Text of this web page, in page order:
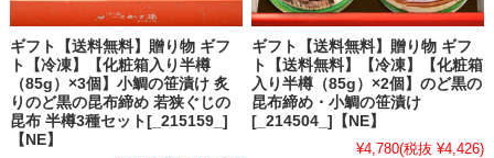
ギフト【送料無料】贈り物 ギフ
ト【冷凍】【化粧箱入り半樽
（85g）×3個】小鯛の笹漬け 炙
りのど黒の昆布締め 若狭ぐじの
昆布 半樽3種セット[_215159_]
【NE】
ギフト【送料無料】贈り物 ギフ
ト【送料無料】【冷凍】【化粧箱
入り半樽（85g）×2個】のど黒の
昆布締め・小鯛の笹漬け
[_214504_]【NE】
¥4,780(税抜 ¥4,426)